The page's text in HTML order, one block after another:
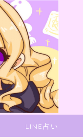
LINE占い